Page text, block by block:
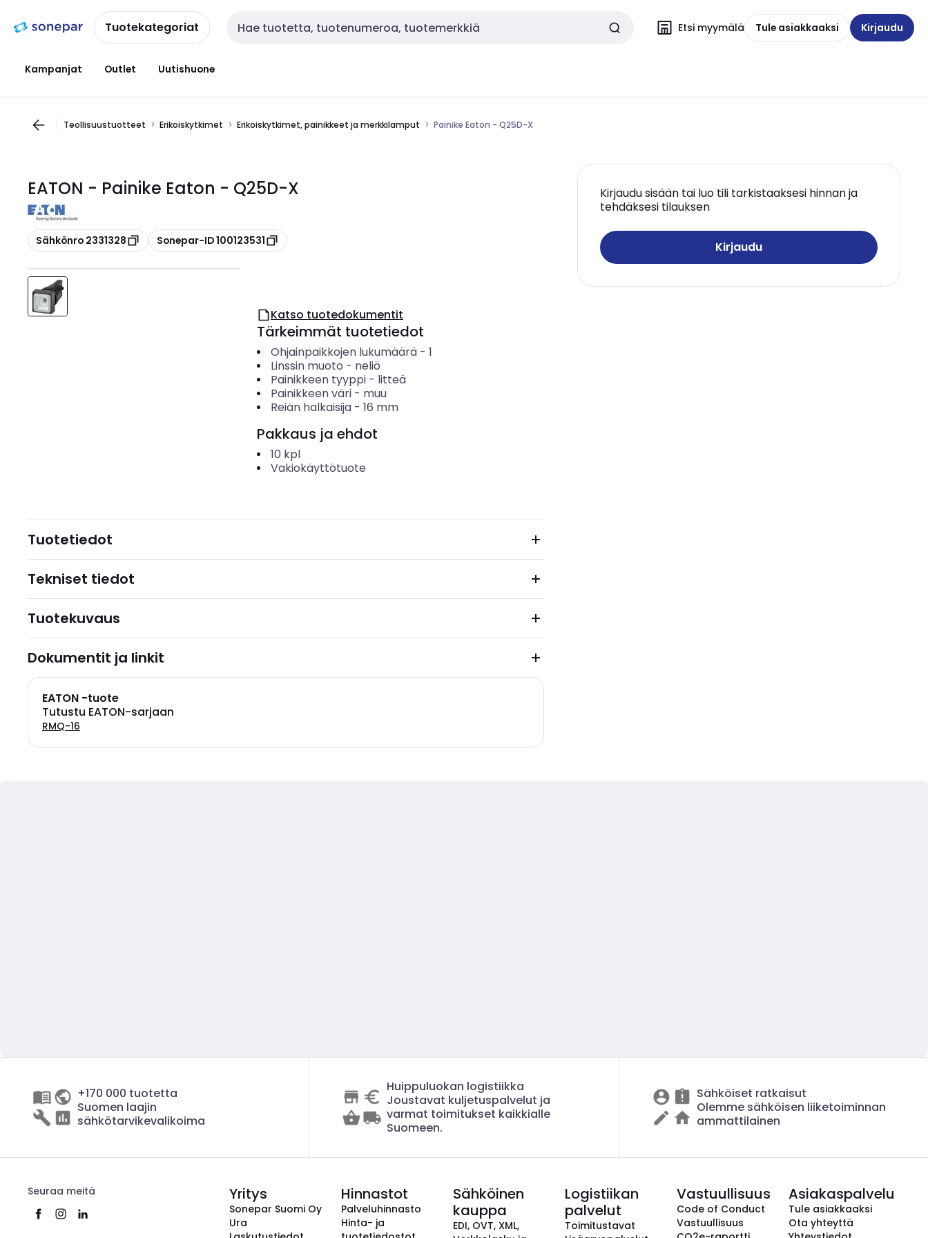
navigointiinsisältöönTuotekategoriat Haku Etsi myymälä Tule asiakkaaksi Kirjaudu
Kampanjat Outlet Uutishuone
Teollisuustuotteet Erikoiskytkimet Erikoiskytkimet, painikkeet ja merkkilamput Painike Eaton - Q25D-X
EATON - Painike Eaton - Q25D-X
Kopioi
Sähkönro 2331328 Kopioi
Sonepar-ID 100123531
Kirjaudu sisään tai luo tili tarkistaaksesi hinnan ja
tehdäksesi tilauksen
Kirjaudu
Katso tuotedokumentit
Tärkeimmät tuotetiedot
Ohjainpaikkojen lukumäärä- 1
Linssin muoto - neliö
Painikkeen tyyppi- litteä
Painikkeen väri- muu
Reiän halkaisija- 16 mm
Pakkaus ja ehdot
10 kpl
Vakiokäyttötuote
Tuotetiedot
Tekniset tiedot
Tuotekuvaus
Dokumentit ja linkit
EATON -tuote
Tutustu EATON-sarjaan
RMQ-16
+170 000 tuotetta
Suomen laajin
sähkötarvikevalikoima
Huippuluokan logistiikka
Joustavat kuljetuspalvelut ja
varmat toimitukset kaikkialle
Suomeen.
Sähköiset ratkaisut
Olemme sähköisen liiketoiminnan
ammattilainen
Seuraa meitä Yritys
Sonepar Suomi Oy
Ura
Hinnastot
Palveluhinnasto
Hinta- ja
Sähköinen
kauppa
EDI, OVT, XML,
Logistiikan
palvelut
Toimitustavat
Vastuullisuus
Code of Conduct
Vastuullisuus
Asiakaspalvelu
Tule asiakkaaksi
Ota yhteyttä